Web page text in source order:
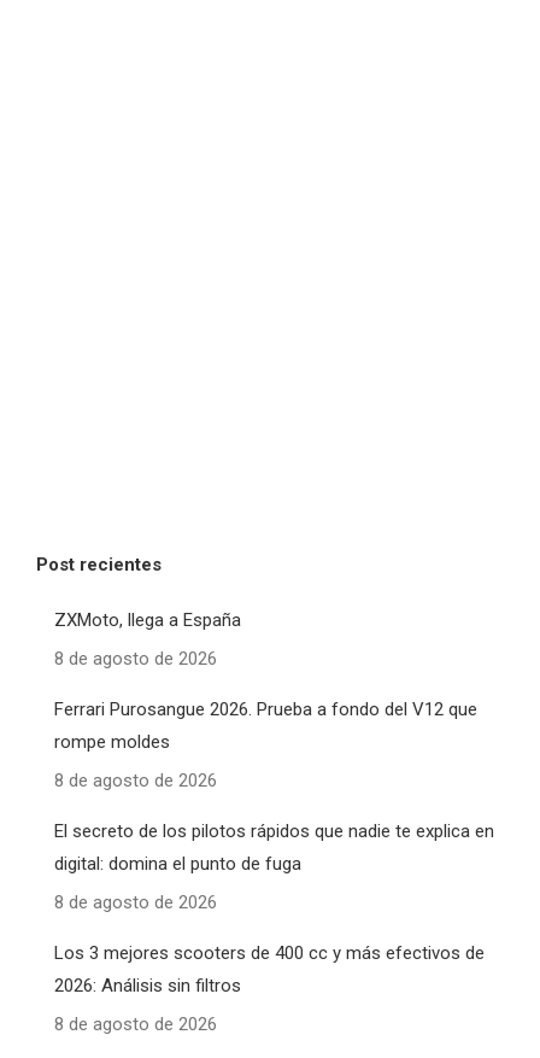
Post recientes
ZXMoto, llega a España
8 de agosto de 2026
Ferrari Purosangue 2026. Prueba a fondo del V12 que
rompe moldes
8 de agosto de 2026
El secreto de los pilotos rápidos que nadie te explica en
digital: domina el punto de fuga
8 de agosto de 2026
Los 3 mejores scooters de 400 cc y más efectivos de
2026: Análisis sin filtros
8 de agosto de 2026